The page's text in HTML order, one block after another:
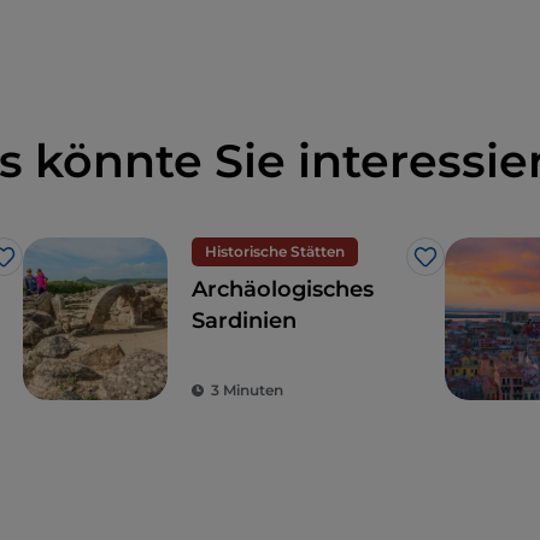
könnte Sie
Like
Historische Stätten
Like
Archäologisches
Sardinien
3 Minuten